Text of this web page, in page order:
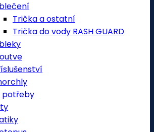
Trička a ostatní
Trička do vody RASH GUARD
potřeby